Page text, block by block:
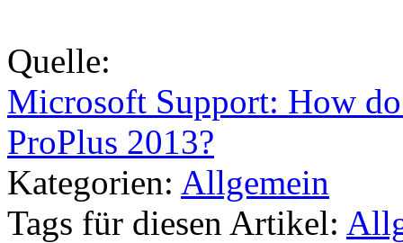
Quelle:
Microsoft Support: How
ProPlus 2013?
Kategorien: Allgemein
Tags für diesen Artikel: